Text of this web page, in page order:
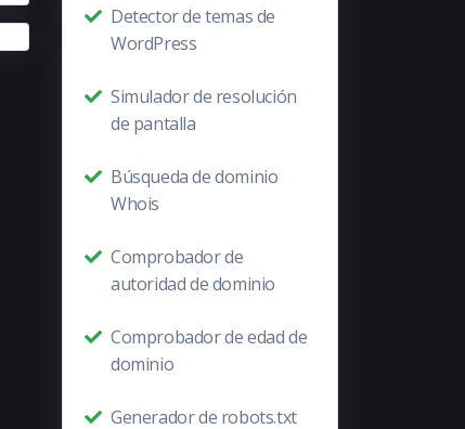
Detector de temas de
WordPress
Simulador de resolución
de pantalla
Búsqueda de dominio
Whois
Comprobador de
autoridad de dominio
Comprobador de edad de
dominio
Generador de robots.txt